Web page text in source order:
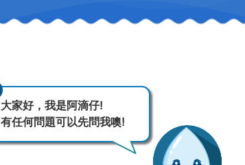
大家好，我是阿滴仔!
有任何問題可以先問我噢!